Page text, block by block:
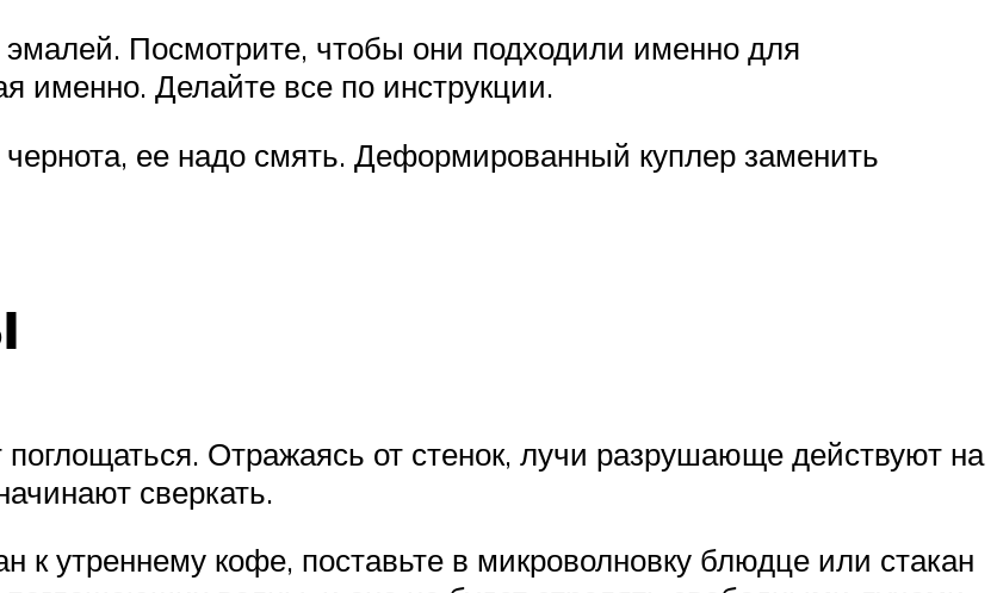
Посмотрите, чтобы они подходили именно для
именно. Делайте все по инструкции.
ее надо смять. Деформированный куплер заменить
Отражаясь от стенок, лучи разрушающе действуют на
сверкать.
к утреннему кофе, поставьте в микроволновку блюдце или стакан